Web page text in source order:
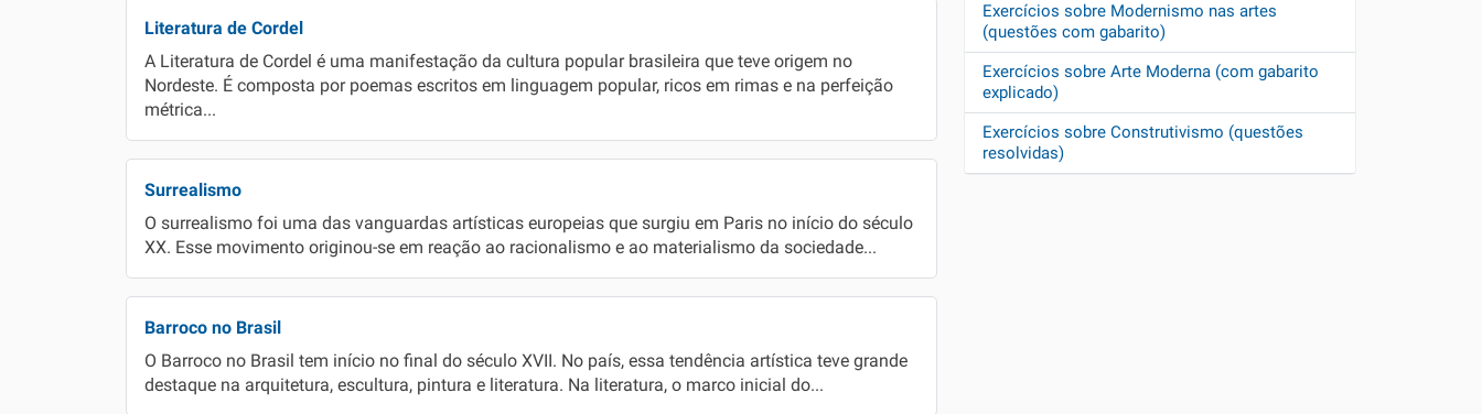
Literatura de Cordel
A Literatura de Cordel é uma manifestação da cultura popular brasileira que teve origem no
Nordeste. É composta por poemas escritos em linguagem popular, ricos em rimas e na perfeição
métrica...
Surrealismo
O surrealismo foi uma das vanguardas artísticas europeias que surgiu em Paris no início do século
XX. Esse movimento originou-se em reação ao racionalismo e ao materialismo da sociedade...
Barroco no Brasil
O Barroco no Brasil tem início no final do século XVII. No país, essa tendência artística teve grande
destaque na arquitetura, escultura, pintura e literatura. Na literatura, o marco inicial do...
Exercícios sobre Modernismo nas artes
(questões com gabarito)
Exercícios sobre Arte Moderna (com gabarito
explicado)
Exercícios sobre Construtivismo (questões
resolvidas)